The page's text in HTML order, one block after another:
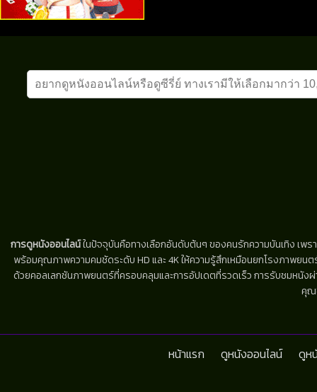
การดูหนังออนไลน์ในปัจจุบันคือทางเลือกอันดับต้นๆ ของคนรักความบันเทิง เพร
พร้อมคุณภาพความคมชัดระดับ HD และ 4K ให้ความรู้สึกเหมือนยกโรงภาพยน
ด้วยคอลเลกชันภาพยนตร์ที่ครอบคลุมและการอัปเดตที่รวดเร็ว การรับชมหนัง
คุณ
หน้าแรก ดูหนังออนไลน์ ดูห